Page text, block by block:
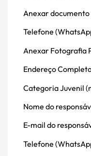
Anexar
Telefone
Anexar Fotografia
Endereço
Categoria Juvenil
Nome do
E-mail do
Telefone